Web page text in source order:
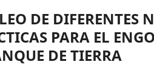
DE DIFERENTES
PARA EL
DE TIERRA